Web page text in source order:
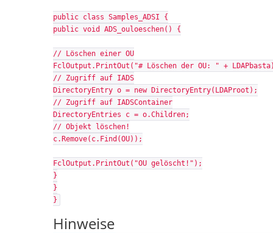
public class Samples_ADSI {
public void ADS_ouloeschen() {
// Löschen einer OU
FclOutput.PrintOut("# Löschen der OU: " +
// Zugriff auf IADS
DirectoryEntry o = new DirectoryEntry(LDAProot);
// Zugriff auf IADSContainer
DirectoryEntries c = o.Children;
// Objekt löschen!
c.Remove(c.Find(OU));
FclOutput.PrintOut("OU gelöscht!");
}
}
}
Hinweise